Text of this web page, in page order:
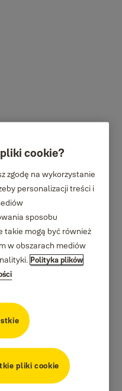
cookie?
zgodę na wykorzystanie
personalizacji treści i
sposobu
takie mogą być również
w obszarach mediów
Polityka plików
pliki cookie